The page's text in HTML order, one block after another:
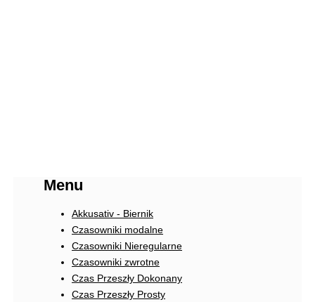
Menu
Akkusativ - Biernik
Czasowniki modalne
Czasowniki Nieregularne
Czasowniki zwrotne
Czas Przeszły Dokonany
Czas Przeszły Prosty